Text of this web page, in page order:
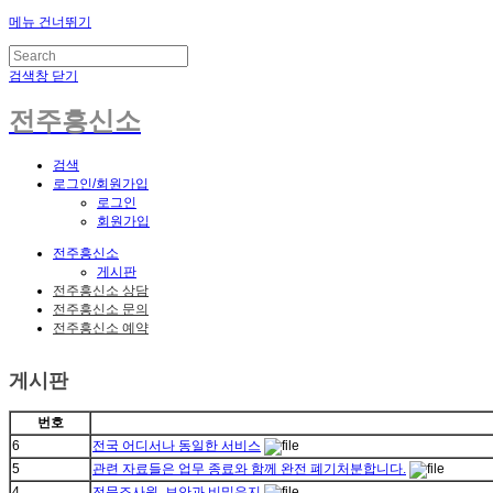
메뉴 건너뛰기
검색창 닫기
전주흥신소
검색
로그인/회원가입
로그인
회원가입
전주흥신소
게시판
전주흥신소 상담
전주흥신소 문의
전주흥신소 예약
게시판
번호
6
전국 어디서나 동일한 서비스
5
관련 자료들은 업무 종료와 함께 완전 폐기처분합니다.